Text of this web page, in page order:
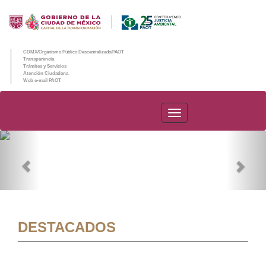
CDMX/Organismo Público Descentralizado/PAOT
Transparencia
Trámites y Servicios
Atención Ciudadana
Web e-mail PAOT
PAOT
DESTACADOS